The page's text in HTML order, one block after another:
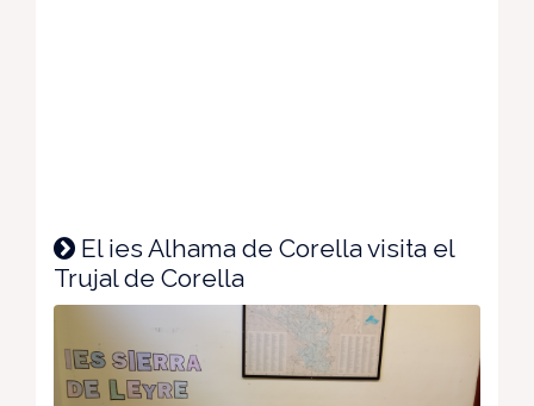
El ies Alhama de Corella visita el
Trujal de Corella